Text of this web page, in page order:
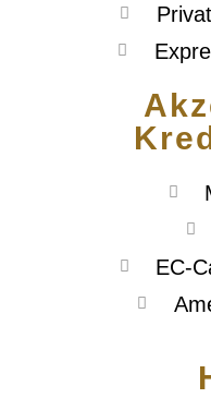
EC-